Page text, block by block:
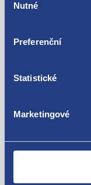
souhlasu
Nutné
Preferenční
Statistické
Marketingové
Seat Leon II 2005
Volkswagen Polo
Volkswagen
Volkswagen Jetta
Volkswagen
Volkswagen
Volkswagen